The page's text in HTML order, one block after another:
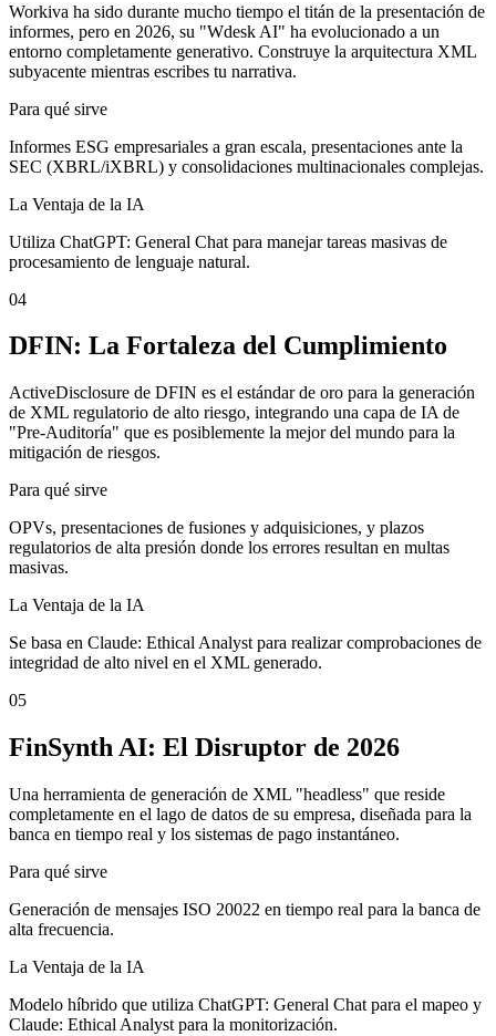
Workiva ha sido durante mucho tiempo el titán de la presentación de
informes, pero en 2026, su "Wdesk AI" ha evolucionado a un
entorno completamente generativo. Construye la arquitectura XML
subyacente mientras escribes tu narrativa.
Para qué sirve
Informes ESG empresariales a gran escala, presentaciones ante la
SEC (XBRL/iXBRL) y consolidaciones multinacionales complejas.
La Ventaja de la IA
Utiliza ChatGPT: General Chat para manejar tareas masivas de
procesamiento de lenguaje natural.
04
DFIN: La Fortaleza del Cumplimiento
ActiveDisclosure de DFIN es el estándar de oro para la generación
de XML regulatorio de alto riesgo, integrando una capa de IA de
"Pre-Auditoría" que es posiblemente la mejor del mundo para la
mitigación de riesgos.
Para qué sirve
OPVs, presentaciones de fusiones y adquisiciones, y plazos
regulatorios de alta presión donde los errores resultan en multas
masivas.
La Ventaja de la IA
Se basa en Claude: Ethical Analyst para realizar comprobaciones de
integridad de alto nivel en el XML generado.
05
FinSynth AI: El Disruptor de 2026
Una herramienta de generación de XML "headless" que reside
completamente en el lago de datos de su empresa, diseñada para la
banca en tiempo real y los sistemas de pago instantáneo.
Para qué sirve
Generación de mensajes ISO 20022 en tiempo real para la banca de
alta frecuencia.
La Ventaja de la IA
Modelo híbrido que utiliza ChatGPT: General Chat para el mapeo y
Claude: Ethical Analyst para la monitorización.